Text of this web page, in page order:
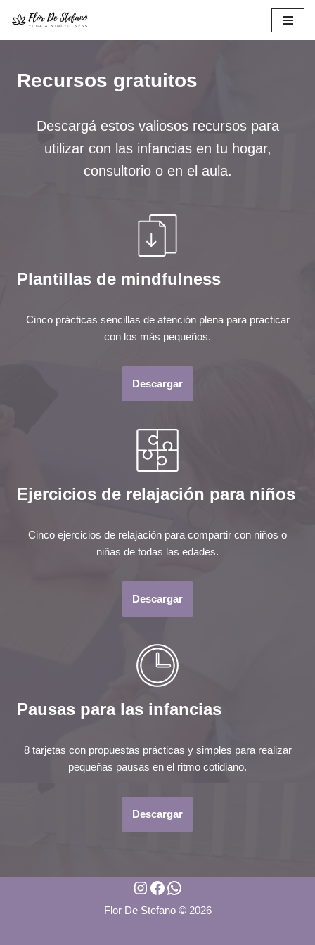
Ir
contenido
Recursos gratuitos
Descargá estos valiosos recursos para
utilizar con las infancias en tu hogar,
consultorio o en el aula.
Plantillas de mindfulness
Cinco prácticas sencillas de atención plena para practicar
con los más pequeños.
Descargar
Ejercicios de relajación para niños
Cinco ejercicios de relajación para compartir con niños o
niñas de todas las edades.
Descargar
Pausas para las infancias
8 tarjetas con propuestas prácticas y simples para realizar
pequeñas pausas en el ritmo cotidiano.
Descargar
Flor De Stefano ©2026